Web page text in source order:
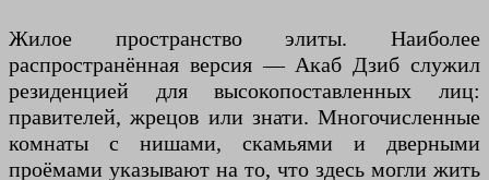
Жилое пространство элиты. Наиболее
распространённая версия — Акаб Дзиб служил
резиденцией для высокопоставленных лиц:
правителей, жрецов или знати. Многочисленные
комнаты с нишами, скамьями и дверными
проёмами указывают на то, что здесь могли жить